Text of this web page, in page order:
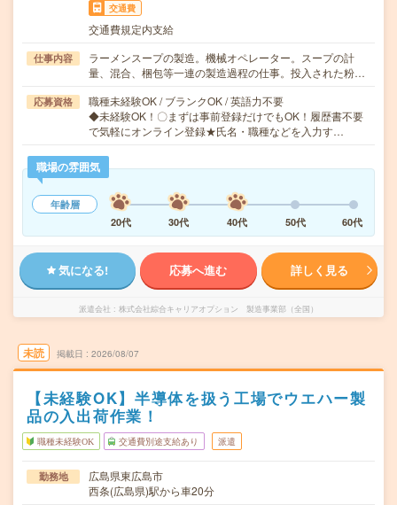
交通費
交通費規定内支給
仕事内容
ラーメンスープの製造。機械オペレーター。スープの計
量、混合、梱包等一連の製造過程の仕事。投入された粉…
応募資格
職種未経験OK / ブランクOK / 英語力不要
◆未経験OK！〇まずは事前登録だけでもOK！履歴書不要
で気軽にオンライン登録★氏名・職種などを入力す…
職場の雰囲気
年齢層
20代
30代 40代 50代 60代
気になる! 応募へ進む 詳しく見る
派遣会社 株式会社綜合キャリアオプション 製造事業部（全国）
未読 掲載日 2026/08/07
【未経験OK】半導体を扱う工場でウエハー製
品の入出荷作業！
職種未経験OK 交通費別途支給あり 派遣
勤務地
広島県東広島市
西条(広島県)駅から車20分